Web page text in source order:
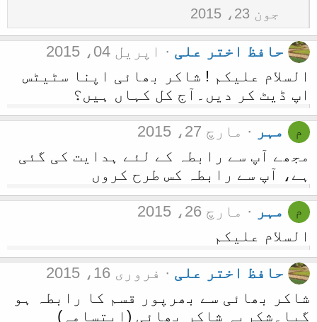
جون 23، 2015
حافظ اختر علی
اپریل 04، 2015
السلام علیکم ! شاکر بھائی اپنا سٹیٹس
اپ ڈیٹ کر دیں۔آج کل کہاں ہیں؟
م مہر
مارچ 27، 2015
مجھے آپ سے رابطہ کے لئے ہدایت کی گئی
ہے، آپ سے رابطہ کس طرح کروں
م مہر
مارچ 26، 2015
السلام علیکم
حافظ اختر علی
فروری 16، 2015
شاکر بھائی سے بھرپور قسم کا رابطہ ہو
گیا۔شکریہ شاکر بھائی (ابتسامہ)